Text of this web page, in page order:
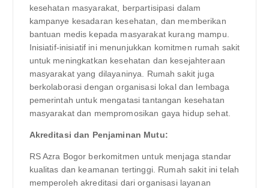
kesehatan masyarakat, berpartisipasi dalam
kampanye kesadaran kesehatan, dan memberikan
bantuan medis kepada masyarakat kurang mampu.
Inisiatif-inisiatif ini menunjukkan komitmen rumah sakit
untuk meningkatkan kesehatan dan kesejahteraan
masyarakat yang dilayaninya. Rumah sakit juga
berkolaborasi dengan organisasi lokal dan lembaga
pemerintah untuk mengatasi tantangan kesehatan
masyarakat dan mempromosikan gaya hidup sehat.
Akreditasi dan Penjaminan Mutu:
RS Azra Bogor berkomitmen untuk menjaga standar
kualitas dan keamanan tertinggi. Rumah sakit ini telah
memperoleh akreditasi dari organisasi layanan